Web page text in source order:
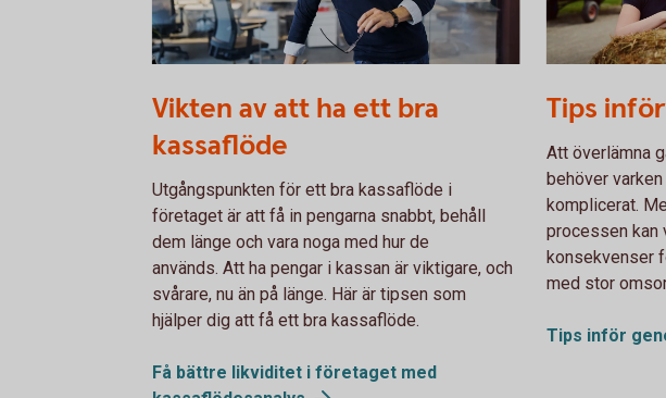
Vikten av att ha ett bra
kassaflöde
Utgångspunkten för ett bra kassaflöde i
företaget är att få in pengarna snabbt, behåll
dem länge och vara noga med hur de
används. Att ha pengar i kassan är viktigare, och
svårare, nu än på länge. Här är tipsen som
hjälper dig att få ett bra kassaflöde.
Få bättre likviditet i företaget med
Tips
Att överlämna
behöver
komplicerat.
processen kan
konsekvenser
med stor
Tips inför